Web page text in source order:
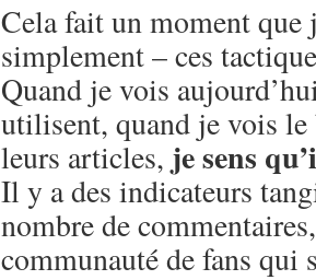
Cela fait un moment que
simplement – ces
Quand je vois
utilisent, quand je vois le
leurs articles, je sens
Il y a des indicateurs
nombre de
communauté de fans